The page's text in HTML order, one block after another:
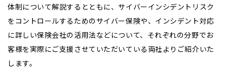
体制について解説するとともに、サイバーインシデントリスク
をコントロールするためのサイバー保険や、インシデント対応
に詳しい保険会社の活用法などについて、それぞれの分野でお
客様を実際にご支援させていただいている両社よりご紹介いた
します。